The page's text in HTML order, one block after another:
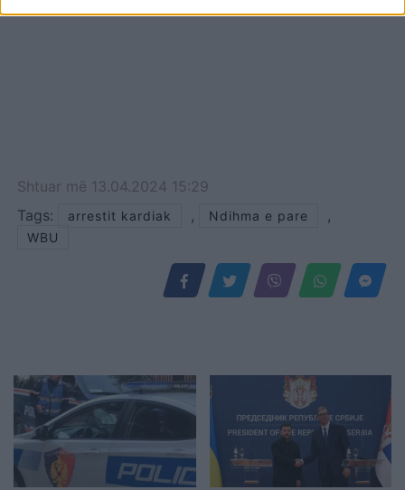
Shtuar më 13.04.2024 15:29
Tags:
arrestit kardiak , Ndihma e pare ,
WBU